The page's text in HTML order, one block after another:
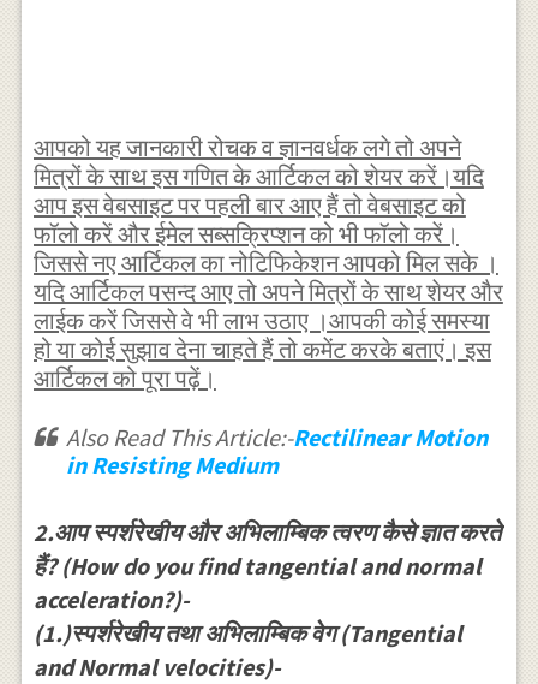
आपको यह जानकारी रोचक व ज्ञानवर्धक लगे तो अपने
मित्रों के साथ इस गणित के आर्टिकल को शेयर करें।यदि
आप इस वेबसाइट पर पहली बार आए हैं तो वेबसाइट को
फॉलो करें और ईमेल सब्सक्रिप्शन को भी फॉलो करें।
जिससे नए आर्टिकल का नोटिफिकेशन आपको मिल सके ।
यदि आर्टिकल पसन्द आए तो अपने मित्रों के साथ शेयर और
लाईक करें जिससे वे भी लाभ उठाए ।आपकी कोई समस्या
हो या कोई सुझाव देना चाहते हैं तो कमेंट करके बताएं। इस
आर्टिकल को पूरा पढ़ें।
Also Read This Article:-Rectilinear Motion
in Resisting Medium
2.आप स्पर्शरेखीय और अभिलाम्बिक त्वरण कैसे ज्ञात करते
हैं? (How do you find tangential and normal
acceleration?)-
(1.)स्पर्शरेखीय तथा अभिलाम्बिक वेग (Tangential
and Normal velocities)-